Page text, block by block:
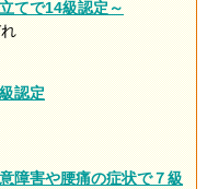
てで14級認定～
認定
障害や腰痛の症状で７級